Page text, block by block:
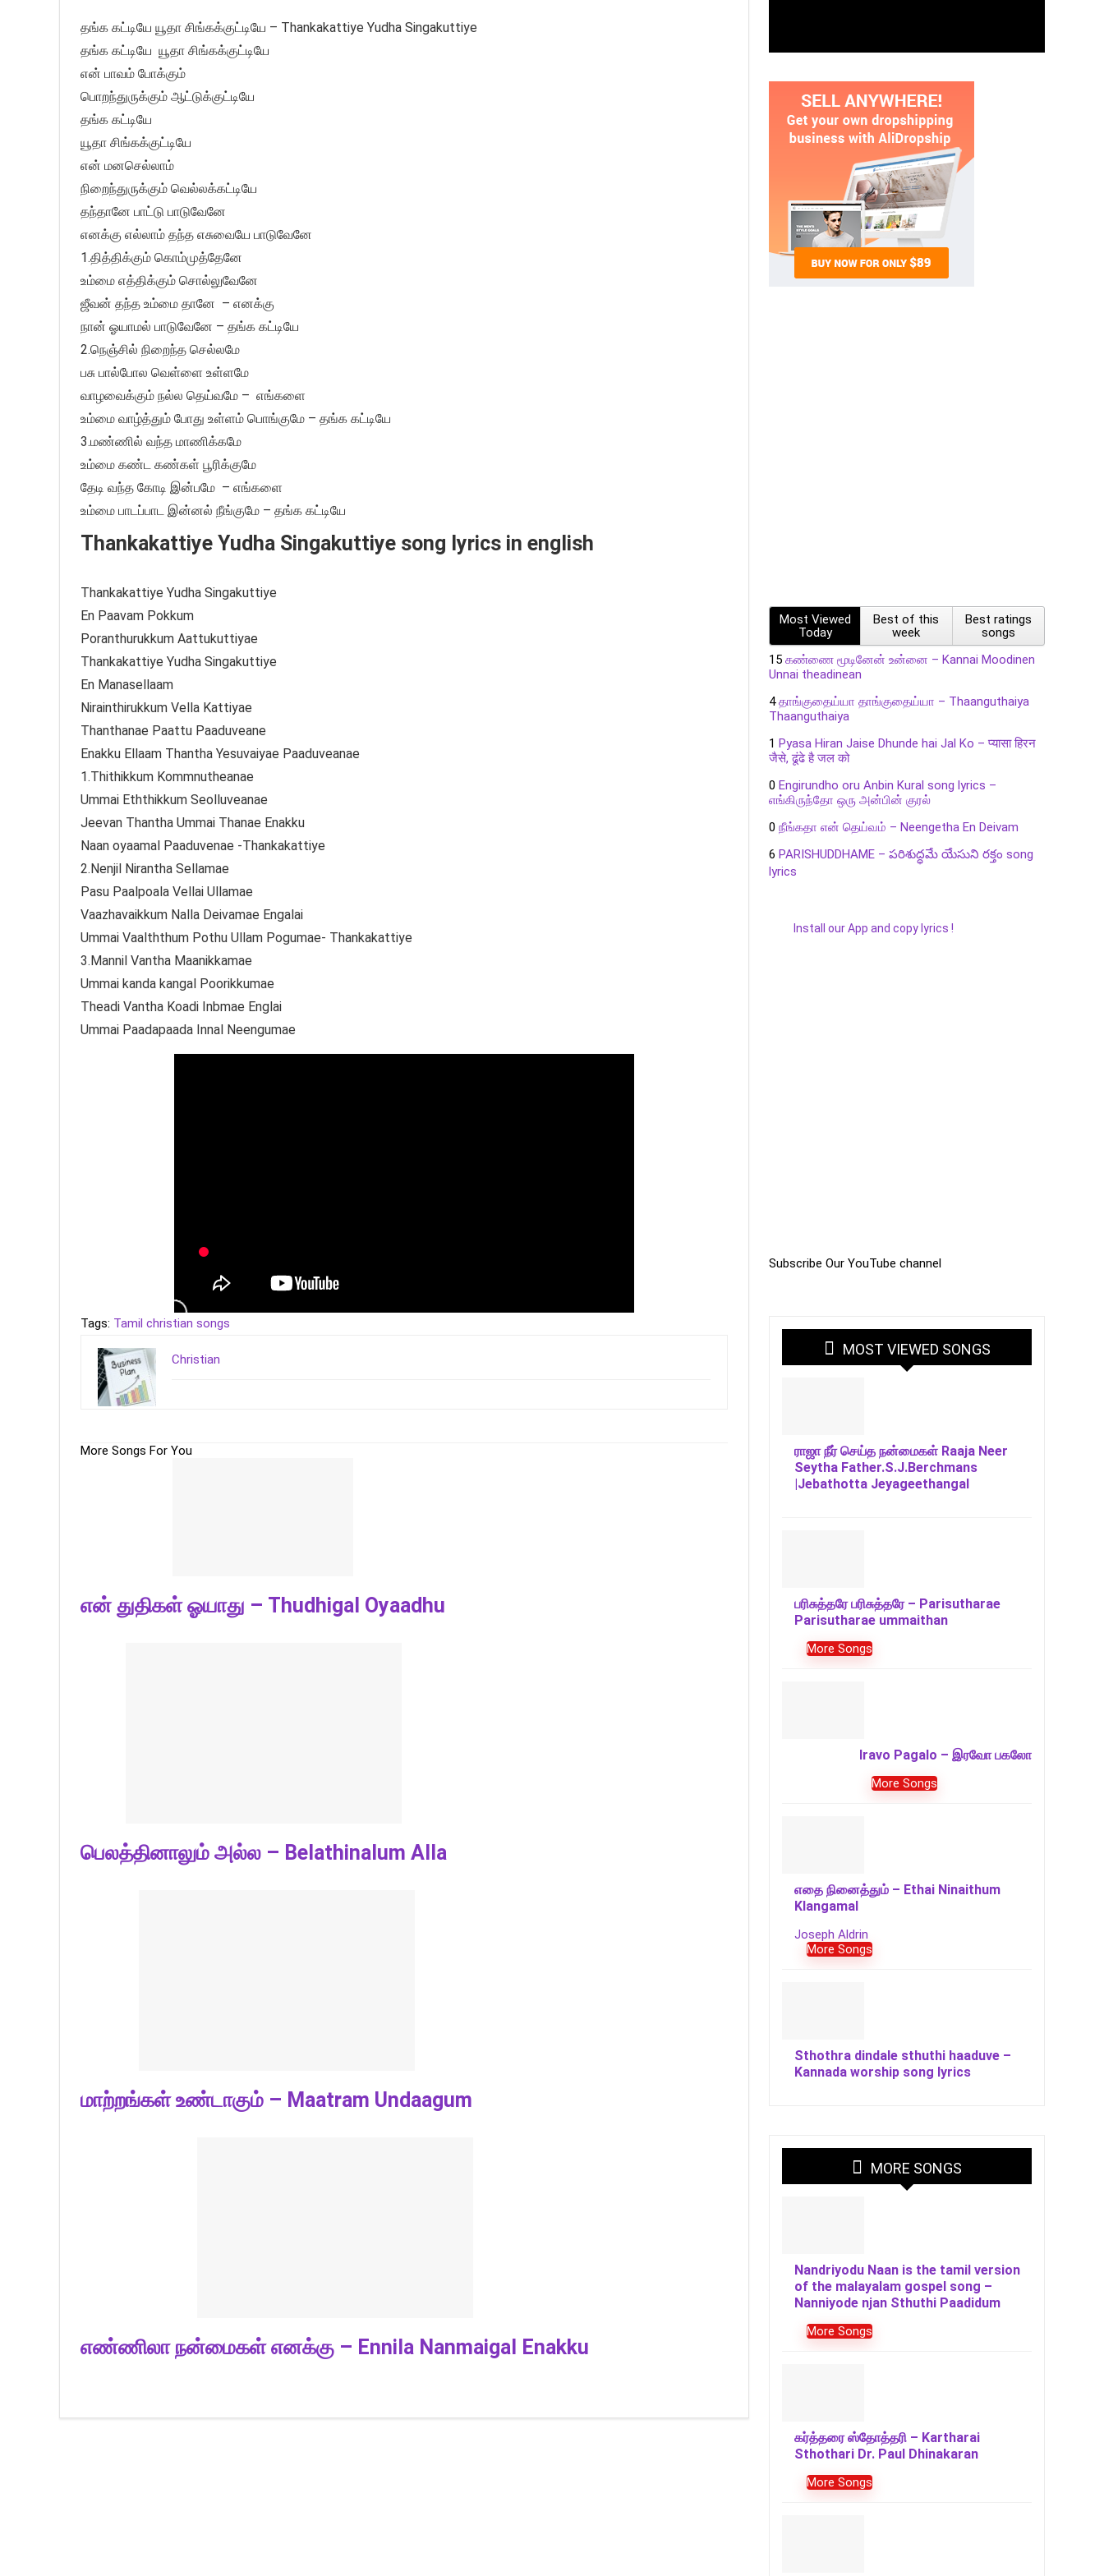
தங்க கட்டியே யூதா சிங்கக்குட்டியே – Thankakattiye Yudha Singakuttiye
தங்க கட்டியே யூதா சிங்கக்குட்டியே
என் பாவம் போக்கும்
பொறந்துருக்கும் ஆட்டுக்குட்டியே
தங்க கட்டியே
யூதா சிங்கக்குட்டியே
என் மனசெல்லாம்
நிறைந்துருக்கும் வெல்லக்கட்டியே
தந்தானே பாட்டு பாடுவேனே
எனக்கு எல்லாம் தந்த எசுவையே பாடுவேனே
1.தித்திக்கும் கொம்முத்தேனே
உம்மை எத்திக்கும் சொல்லுவேனே
ஜீவன் தந்த உம்மை தானே – எனக்கு
நான் ஓயாமல் பாடுவேனே – தங்க கட்டியே
2.நெஞ்சில் நிறைந்த செல்லமே
பசு பால்போல வெள்ளை உள்ளமே
வாழவைக்கும் நல்ல தெய்வமே – எங்களை
உம்மை வாழ்த்தும் போது உள்ளம் பொங்குமே – தங்க கட்டியே
3.மண்ணில் வந்த மாணிக்கமே
உம்மை கண்ட கண்கள் பூரிக்குமே
தேடி வந்த கோடி இன்பமே – எங்களை
உம்மை பாடப்பாட இன்னல் நீங்குமே – தங்க கட்டியே
Thankakattiye Yudha Singakuttiye song lyrics in english
Thankakattiye Yudha Singakuttiye
En Paavam Pokkum
Poranthurukkum Aattukuttiyae
Thankakattiye Yudha Singakuttiye
En Manasellaam
Nirainthirukkum Vella Kattiyae
Thanthanae Paattu Paaduveane
Enakku Ellaam Thantha Yesuvaiyae Paaduveanae
1.Thithikkum Kommnutheanae
Ummai Eththikkum Seolluveanae
Jeevan Thantha Ummai Thanae Enakku
Naan oyaamal Paaduvenae -Thankakattiye
2.Nenjil Nirantha Sellamae
Pasu Paalpoala Vellai Ullamae
Vaazhavaikkum Nalla Deivamae Engalai
Ummai Vaalththum Pothu Ullam Pogumae- Thankakattiye
3.Mannil Vantha Maanikkamae
Ummai kanda kangal Poorikkumae
Theadi Vantha Koadi Inbmae Englai
Ummai Paadapaada Innal Neengumae
Tags: Tamil christian songs
Christian
More Songs For You
என் துதிகள் ஓயாது – Thudhigal Oyaadhu
பெலத்தினாலும் அல்ல – Belathinalum Alla
மாற்றங்கள் உண்டாகும் – Maatram Undaagum
எண்ணிலா நன்மைகள் எனக்கு – Ennila Nanmaigal Enakku
Most Viewed
Today
Best of this
week
Best ratings
songs
15 கண்ணை மூடினேன் உன்னை – Kannai Moodinen
Unnai theadinean
4 தாங்குதைய்யா தாங்குதைய்யா – Thaanguthaiya
Thaanguthaiya
1 Pyasa Hiran Jaise Dhunde hai Jal Ko – प्यासा हिरन
जैसे, ढूंढे है जल को
0 Engirundho oru Anbin Kural song lyrics –
எங்கிருந்தோ ஒரு அன்பின் குரல்
0 நீங்கதா என் தெய்வம் – Neengetha En Deivam
6 PARISHUDDHAME – పరిశుద్ధమే యేసుని రక్తం song
lyrics
Install our App and copy lyrics !
Subscribe Our YouTube channel
MOST VIEWED SONGS
ராஜா நீர் செய்த நன்மைகள் Raaja Neer
Seytha Father.S.J.Berchmans
|Jebathotta Jeyageethangal
பரிசுத்தரே பரிசுத்தரே – Parisutharae
Parisutharae ummaithan
More Songs
Iravo Pagalo – இரவோ பகலோ
More Songs
எதை நினைத்தும் – Ethai Ninaithum
Klangamal
Joseph Aldrin
More Songs
Sthothra dindale sthuthi haaduve –
Kannada worship song lyrics
MORE SONGS
Nandriyodu Naan is the tamil version
of the malayalam gospel song –
Nanniyode njan Sthuthi Paadidum
More Songs
கர்த்தரை ஸ்தோத்தரி – Kartharai
Sthothari Dr. Paul Dhinakaran
More Songs